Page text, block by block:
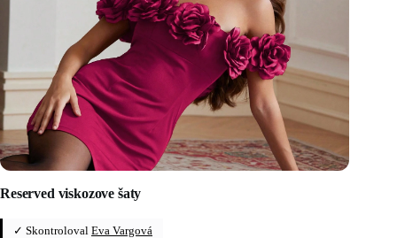
Reserved viskozove šaty
✓ Skontroloval Eva Vargová